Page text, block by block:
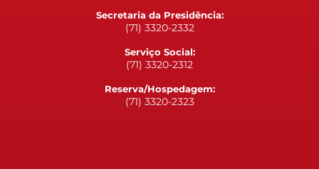
Secretaria da Presidência:
(71) 3320-2332
Serviço Social:
(71) 3320-2312
Reserva/Hospedagem:
(71) 3320-2323